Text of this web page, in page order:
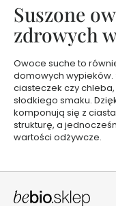
d
o
t
w
a
r
z
y
K
e
y
Suszone
zdrowych
Owoce suche to
domowych wypieków.
ciasteczek czy
słodkiego smaku.
komponują się z
strukturę, a
wartości odżywcze.